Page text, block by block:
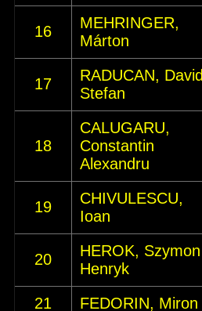
16
MEHRINGER,
Márton
17
RADUCAN, David
Stefan
18
CALUGARU,
Constantin
Alexandru
19
CHIVULESCU,
Ioan
20
HEROK, Szymon
Henryk
21 FEDORIN, Miron